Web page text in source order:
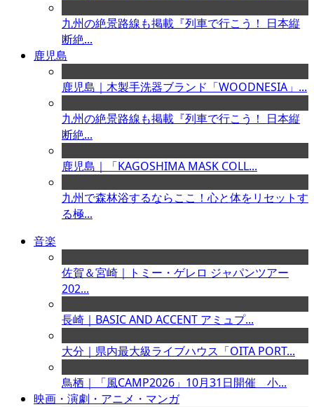
九州の絶景路線も掲載『列車で行こう！ 日本縦
断絶...
鹿児島
鹿児島｜木製手洗器ブランド「WOODNESIA」...
九州の絶景路線も掲載『列車で行こう！ 日本縦
断絶...
鹿児島｜「KAGOSHIMA MASK COLL...
九州で森林浴するならここ！心と体をリセットす
る極...
音楽
佐賀＆宮崎｜トミー・ゲレロ ジャパンツアー
202...
長崎｜BASIC AND ACCENT アミュプ...
大分｜県内最大級ライブハウス「OITA PORT...
鳥栖｜「風CAMP2026」10月31日開催 小...
映画・演劇・アニメ・マンガ